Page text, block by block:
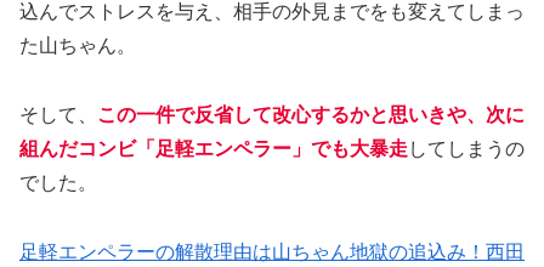
込んでストレスを与え、相手の外見までをも変えてしまっ
た山ちゃん。
そして、 この一件で反省して改心するかと思いきや、次に
組んだコンビ「足軽エンペラー」でも大暴走 してしまうの
でした。
足軽エンペラーの解散理由は山ちゃん地獄の追込み！西田